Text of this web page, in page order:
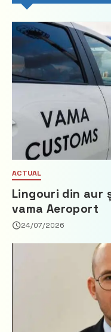
ACTUAL
Lingouri din aur
vama Aeroport
24/07/2026